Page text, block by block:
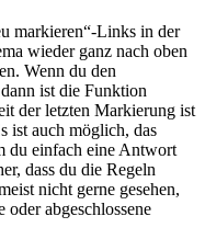
markieren“-Links in der
wieder ganz nach oben
Wenn du den
ist die Funktion
der letzten Markierung ist
ist auch möglich, das
du einfach eine Antwort
dass du die Regeln
nicht gerne gesehen,
abgeschlossene